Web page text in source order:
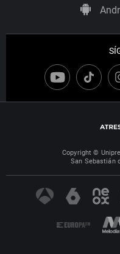
Copyright ©
San Sebastián